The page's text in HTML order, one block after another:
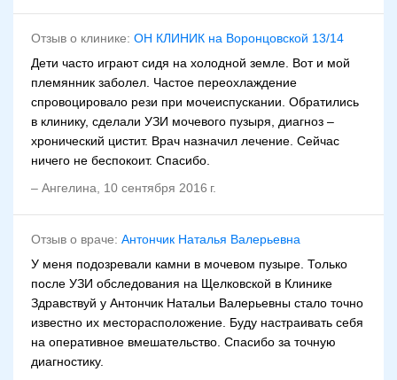
Отзыв о клинике: ОН КЛИНИК на Воронцовской 13/14
Дети часто играют сидя на холодной земле. Вот и мой
племянник заболел. Частое переохлаждение
спровоцировало рези при мочеиспускании. Обратились
в клинику, сделали УЗИ мочевого пузыря, диагноз –
хронический цистит. Врач назначил лечение. Сейчас
ничего не беспокоит. Спасибо.
– Ангелина, 10 сентября 2016 г.
Отзыв о враче: Антончик Наталья Валерьевна
У меня подозревали камни в мочевом пузыре. Только
после УЗИ обследования на Щелковской в Клинике
Здравствуй у Антончик Натальи Валерьевны стало точно
известно их месторасположение. Буду настраивать себя
на оперативное вмешательство. Спасибо за точную
диагностику.